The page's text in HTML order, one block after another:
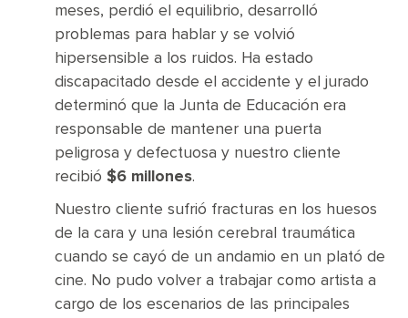
meses, perdió el equilibrio, desarrolló
problemas para hablar y se volvió
hipersensible a los ruidos. Ha estado
discapacitado desde el accidente y el jurado
determinó que la Junta de Educación era
responsable de mantener una puerta
peligrosa y defectuosa y nuestro cliente
recibió $6 millones.
Nuestro cliente sufrió fracturas en los huesos
de la cara y una lesión cerebral traumática
cuando se cayó de un andamio en un plató de
cine. No pudo volver a trabajar como artista a
cargo de los escenarios de las principales